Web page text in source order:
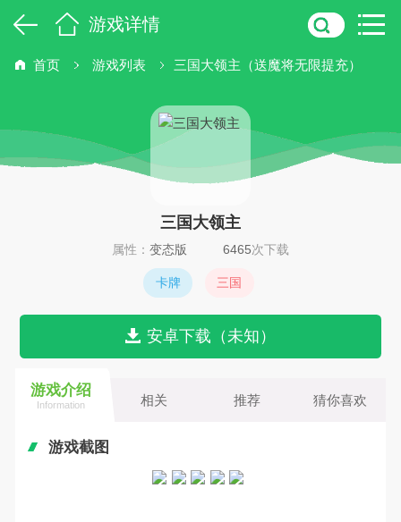
游戏详情
首页 游戏列表 三国大领主（送魔将无限提充）
三国大领主
属性： 变态版 6465次下载
卡牌 三国
安卓下载（未知）
游戏介绍
Information 相关 推荐 猜你喜欢
游戏截图